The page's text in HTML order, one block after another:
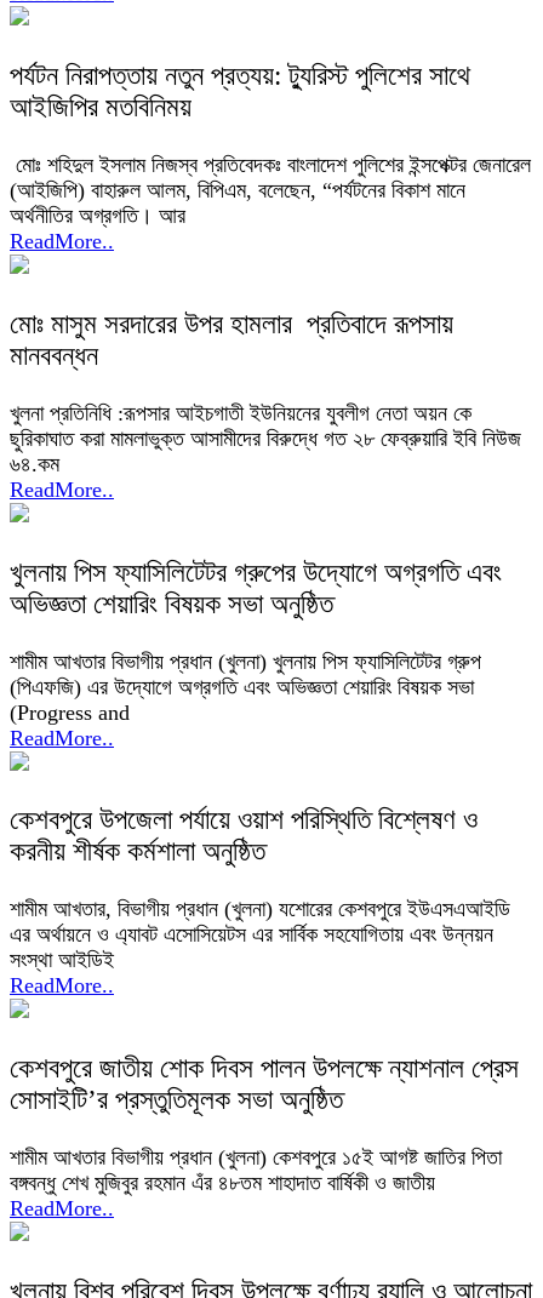
পর্যটন নিরাপত্তায় নতুন প্রত্যয়: ট্যুরিস্ট পুলিশের সাথে
আইজিপির মতবিনিময়
মোঃ শহিদুল ইসলাম নিজস্ব প্রতিবেদকঃ বাংলাদেশ পুলিশের ইন্সপেক্টর জেনারেল
(আইজিপি) বাহারুল আলম, বিপিএম, বলেছেন, “পর্যটনের বিকাশ মানে
অর্থনীতির অগ্রগতি। আর
ReadMore..
মোঃ মাসুম সরদারের উপর হামলার প্রতিবাদে রূপসায়
মানববন্ধন
খুলনা প্রতিনিধি :রূপসার আইচগাতী ইউনিয়নের যুবলীগ নেতা অয়ন কে
ছুরিকাঘাত করা মামলাভুক্ত আসামীদের বিরুদ্ধে গত ২৮ ফেব্রুয়ারি ইবি নিউজ
৬৪.কম
ReadMore..
খুলনায় পিস ফ্যাসিলিটেটর গ্রুপের উদ্যোগে অগ্রগতি এবং
অভিজ্ঞতা শেয়ারিং বিষয়ক সভা অনুষ্ঠিত
শামীম আখতার বিভাগীয় প্রধান (খুলনা) খুলনায় পিস ফ্যাসিলিটেটর গ্রুপ
(পিএফজি) এর উদ্যোগে অগ্রগতি এবং অভিজ্ঞতা শেয়ারিং বিষয়ক সভা
(Progress and
ReadMore..
কেশবপুরে উপজেলা পর্যায়ে ওয়াশ পরিস্থিতি বিশ্লেষণ ও
করনীয় শীর্ষক কর্মশালা অনুষ্ঠিত
শামীম আখতার, বিভাগীয় প্রধান (খুলনা) যশোরের কেশবপুরে ইউএসএআইডি
এর অর্থায়নে ও এ্যাবট এসোসিয়েটস এর সার্বিক সহযোগিতায় এবং উন্নয়ন
সংস্থা আইডিই
ReadMore..
কেশবপুরে জাতীয় শোক দিবস পালন উপলক্ষে ন্যাশনাল প্রেস
সোসাইটি’র প্রস্তুতিমূলক সভা অনুষ্ঠিত
শামীম আখতার বিভাগীয় প্রধান (খুলনা) কেশবপুরে ১৫ই আগষ্ট জাতির পিতা
বঙ্গবন্ধু শেখ মুজিবুর রহমান এঁর ৪৮তম শাহাদাত বার্ষিকী ও জাতীয়
ReadMore..
খুলনায় বিশ্ব পরিবেশ দিবস উপলক্ষে বর্ণাঢ্য র‌্যালি ও আলোচনা